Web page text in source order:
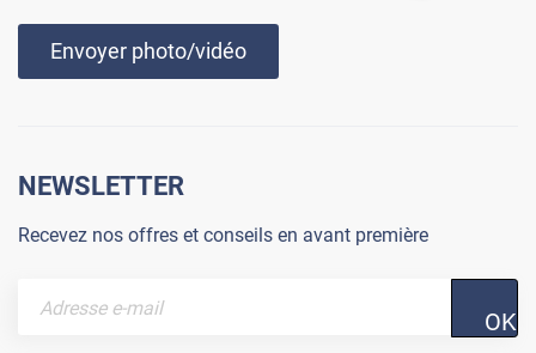
Envoyer photo/vidéo
NEWSLETTER
Recevez nos offres et conseils en avant première
OK